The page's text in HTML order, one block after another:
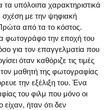
υπόλοιπα χαρακτηριστικά
σχέση με την ψηφιακή
από τα το κόστος.
φωτογράφο την εποχή του
για τον επαγγελματία που
όταν καθόριζε τις τιμές
μαθητή της φωτογραφίας
την εξέλιξη του. Ένα
του φιλμ που μόνο οι
ήταν ότι δεν